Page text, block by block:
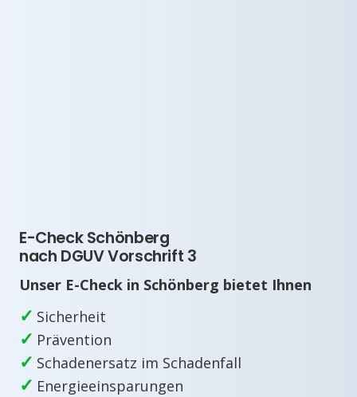
E-Check Schönberg
nach DGUV Vorschrift 3
Unser E-Check in Schönberg bietet Ihnen
✓ Sicherheit
✓ Prävention
✓ Schadenersatz im Schadenfall
✓ Energieeinsparungen